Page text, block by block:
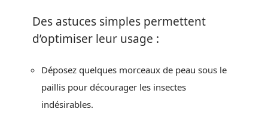
Des astuces simples permettent
d’optimiser leur usage :
Déposez quelques morceaux de peau sous le
paillis pour décourager les insectes
indésirables.